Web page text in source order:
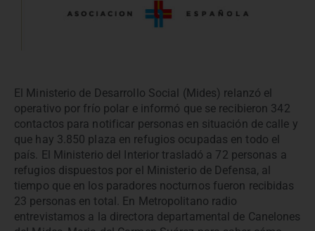
El Ministerio de Desarrollo Social (Mides) relanzó el
operativo por frío polar e informó que se recibieron 342
contactos para notificar personas en situación de calle y
que hay 3.850 plaza en refugios ocupadas en todo el
país. El Ministerio del Interior trasladó a 72 personas a
refugios dispuestos por el Ministerio de Defensa, al
tiempo que en los paradores nocturnos fueron recibidas
23 personas en total. En Metropolitano radio
entrevistamos a la directora departamental de Canelones